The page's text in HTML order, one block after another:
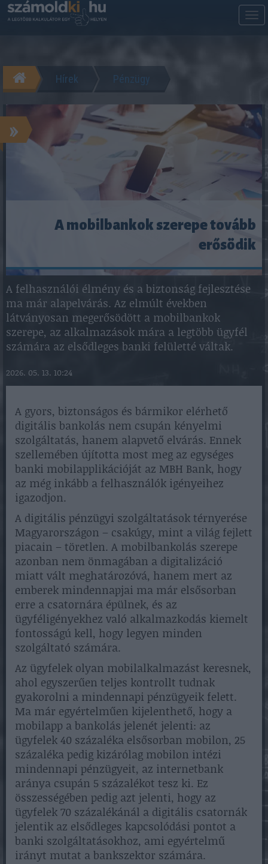
Hírek Pénzügy
»
A mobilbankok szerepe tovább
erősödik
A felhasználói élmény és a biztonság fejlesztése
ma már alapelvárás. Az elmúlt években
látványosan megerősödött a mobilbankok
szerepe, az alkalmazások mára a legtöbb ügyfél
számára az elsődleges banki felületté váltak.
2026. 05. 13. 10:24
A gyors, biztonságos és bármikor elérhető
digitális bankolás nem csupán kényelmi
szolgáltatás, hanem alapvető elvárás. Ennek
szellemében újította most meg az egységes
banki mobilapplikációját az MBH Bank, hogy
az még inkább a felhasználók igényeihez
igazodjon.
A digitális pénzügyi szolgáltatások térnyerése
Magyarországon – csakúgy, mint a világ fejlett
piacain – töretlen. A mobilbankolás szerepe
azonban nem önmagában a digitalizáció
miatt vált meghatározóvá, hanem mert az
emberek mindennapjai ma már elsősorban
erre a csatornára épülnek, és az
ügyféligényekhez való alkalmazkodás kiemelt
fontosságú kell, hogy legyen minden
szolgáltató számára.
Az ügyfelek olyan mobilalkalmazást keresnek,
ahol egyszerűen teljes kontrollt tudnak
gyakorolni a mindennapi pénzügyeik felett.
Ma már egyértelműen kijelenthető, hogy a
mobilapp a bankolás jelenét jelenti: az
ügyfelek 40 százaléka elsősorban mobilon, 25
százaléka pedig kizárólag mobilon intézi
mindennapi pénzügyeit, az internetbank
aránya csupán 5 százalékot tesz ki. Ez
összességében pedig azt jelenti, hogy az
ügyfelek 70 százalékánál a digitális csatornák
jelentik az elsődleges kapcsolódási pontot a
banki szolgáltatásokhoz, ami egyértelmű
irányt mutat a bankszektor számára.